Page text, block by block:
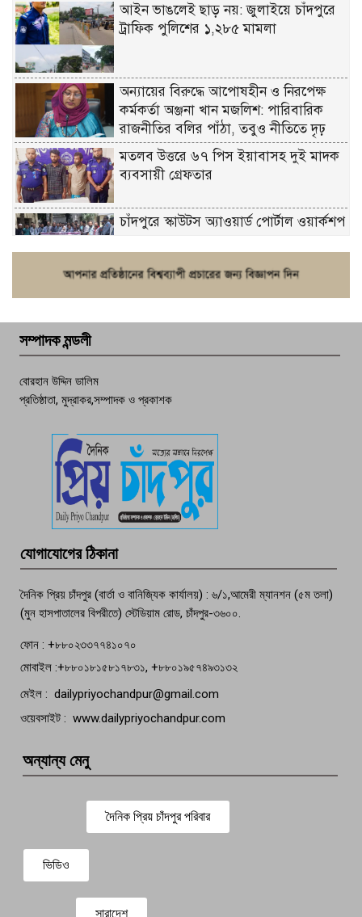
আইন ভাঙলেই ছাড় নয়: জুলাইয়ে চাঁদপুরে
ট্রাফিক পুলিশের ১,২৮৫ মামলা
অন্যায়ের বিরুদ্ধে আপোষহীন ও নিরপেক্ষ
কর্মকর্তা অঞ্জনা খান মজলিশ: পারিবারিক
রাজনীতির বলির পাঁঠা, তবুও নীতিতে দৃঢ়
মতলব উত্তরে ৬৭ পিস ইয়াবাসহ দুই মাদক
ব্যবসায়ী গ্রেফতার
চাঁদপুরে স্কাউটস অ্যাওয়ার্ড পোর্টাল ওয়ার্কশপ
পচা দুর্গন্ধে ৯৯৯-এ ফোন, ফরিদগঞ্জে
তরুণের অর্ধগলিত লাশ উদ্ধার
বেঁচে নেই, বিভিন্ন সংগঠনের শোক
সম্পাদক মন্ডলী
বোরহান উদ্দিন ডালিম
প্রতিষ্ঠাতা, মুদ্রাকর,সম্পাদক ও প্রকাশক
যোগাযোগের ঠিকানা
দৈনিক প্রিয় চাঁদপুর (বার্তা ও বানিজ্যিক কার্যালয়) : ৬/১,আমেরী ম্যানশন (৫ম তলা)
(মুন হাসপাতালের বিপরীতে) স্টেডিয়াম রোড, চাঁদপুর-৩৬০০.
ফোন : +৮৮০২৩৩৭৭৪১০৭০
মোবাইল :+৮৮০১৮১৫৮১৭৮৩১, +৮৮০১৯৫৭৪৯৩১৩২
মেইল : dailypriyochandpur@gmail.com
ওয়েবসাইট : www.dailypriyochandpur.com
অন্যান্য মেনু
দৈনিক প্রিয় চাঁদপুর পরিবার
ভিডিও
সারাদেশ